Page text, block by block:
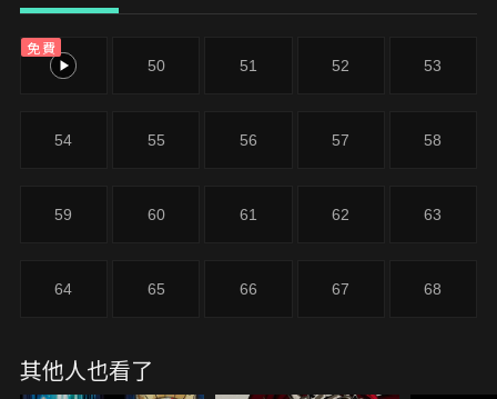
中的另一個自己、好友城之內克也及其它夥伴們並肩
作戰。另外，海馬瀨人也為了弟弟圭平向貝卡斯提出
的決鬥者、最後擊敗了貝卡斯，拯救爺爺與海馬。
免費
49 50 51 52 53
54 55 56 57 58
59 60 61 62 63
64 65 66 67 68
其他人也看了